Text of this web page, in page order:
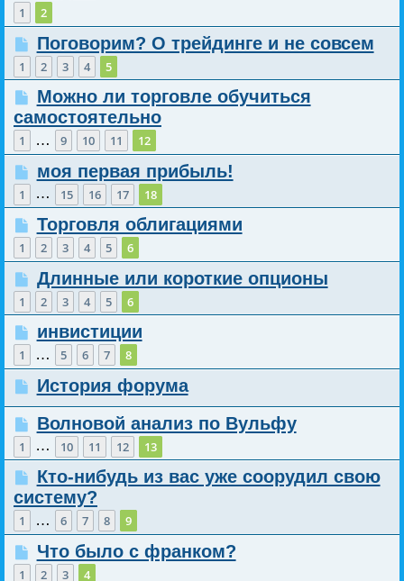
1 2
Поговорим? О трейдинге и не совсем
1 2 3 4 5
Можно ли торговле обучиться
самостоятельно
1 … 9 10 11 12
моя первая прибыль!
1 … 15 16 17 18
Торговля облигациями
1 2 3 4 5 6
Длинные или короткие опционы
1 2 3 4 5 6
инвистиции
1 … 5 6 7 8
История форума
Волновой анализ по Вульфу
1 … 10 11 12 13
Кто-нибудь из вас уже соорудил свою
систему?
1 … 6 7 8 9
Что было с франком?
1 2 3 4